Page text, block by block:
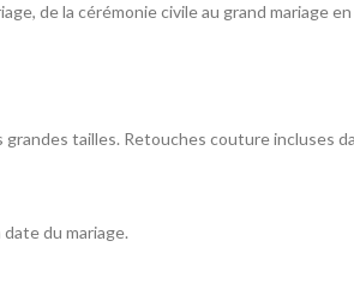
de la cérémonie civile au grand mariage
tailles. Retouches couture incluses
du mariage.